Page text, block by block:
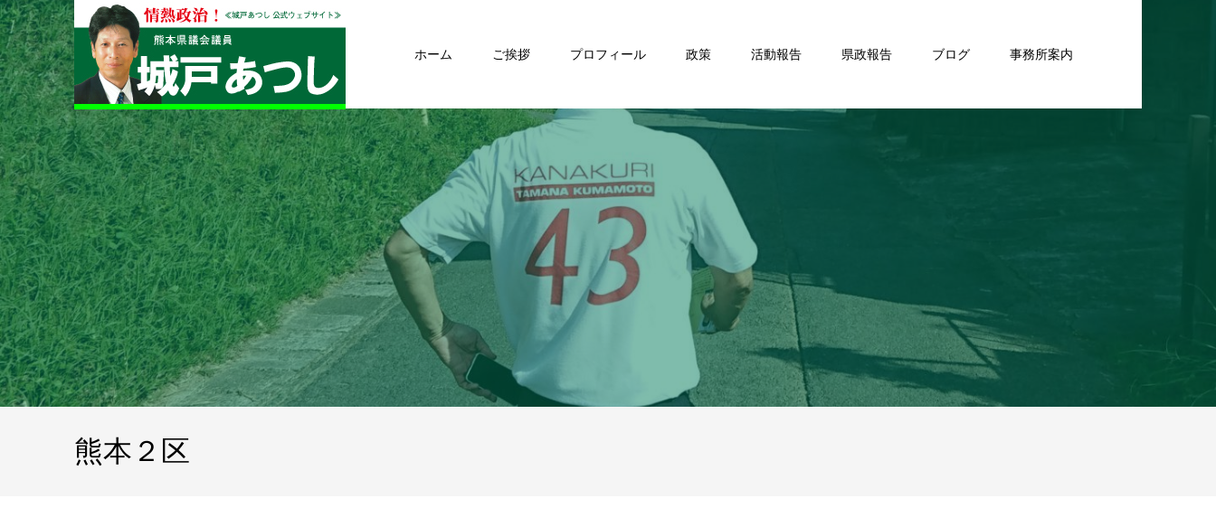
ホーム ご挨拶 プロフィール 政策 活動報告 県政報告 ブログ 事務所案内
熊本２区